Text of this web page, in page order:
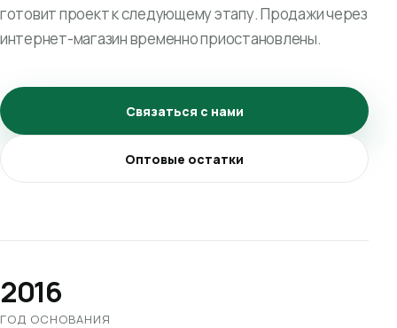
готовит проект к следующему этапу. Продажи через
интернет-магазин временно приостановлены.
Связаться с нами
Оптовые остатки
2016
ГОД ОСНОВАНИЯ